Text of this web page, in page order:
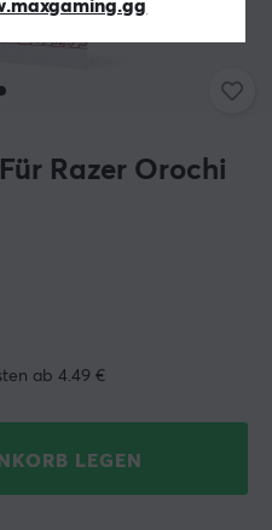
Razer Orochi
ab 4.49 €
LEGEN